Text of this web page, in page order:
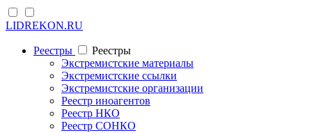
LIDREKON.RU
Реестры
Реестры
Экстремистские материалы
Экстремистские ссылки
Экстремистские организации
Реестр иноагентов
Реестр НКО
Реестр СОНКО